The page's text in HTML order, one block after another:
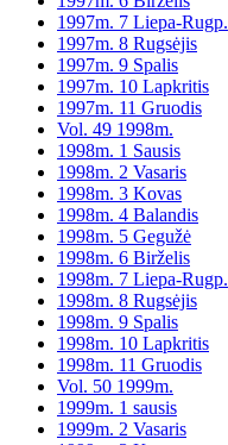
1997m. 7 Liepa-Rugp.
1997m. 8 Rugsėjis
1997m. 9 Spalis
1997m. 10 Lapkritis
1997m. 11 Gruodis
Vol. 49 1998m.
1998m. 1 Sausis
1998m. 2 Vasaris
1998m. 3 Kovas
1998m. 4 Balandis
1998m. 5 Gegužė
1998m. 6 Birželis
1998m. 7 Liepa-Rugp.
1998m. 8 Rugsėjis
1998m. 9 Spalis
1998m. 10 Lapkritis
1998m. 11 Gruodis
Vol. 50 1999m.
1999m. 1 sausis
1999m. 2 Vasaris